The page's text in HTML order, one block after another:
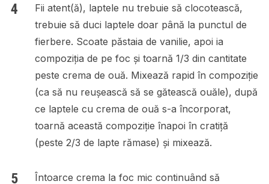
Fii atent(ă), laptele nu trebuie să clocotească,
trebuie să duci laptele doar până la punctul de
fierbere. Scoate păstaia de vanilie, apoi ia
compoziția de pe foc și toarnă 1/3 din cantitate
peste crema de ouă. Mixează rapid în compoziție
(ca să nu reușească să se gătească ouăle), după
ce laptele cu crema de ouă s-a încorporat,
toarnă această compoziție înapoi în cratiță
(peste 2/3 de lapte rămase) și mixează.
Întoarce crema la foc mic continuând să